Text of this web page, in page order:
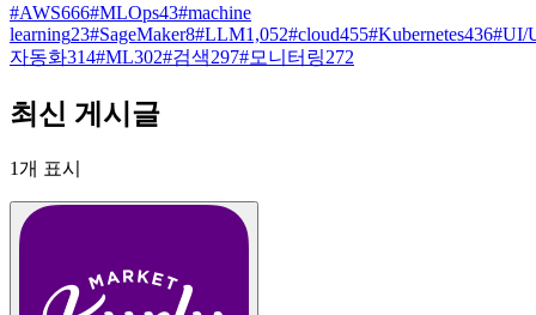
#AWS666#MLOps43#machine
learning23#SageMaker8#LLM1,052#cloud455#Kubernetes436#UI/
자동화314#ML302#검색297#모니터링272
최신 게시글
1개 표시